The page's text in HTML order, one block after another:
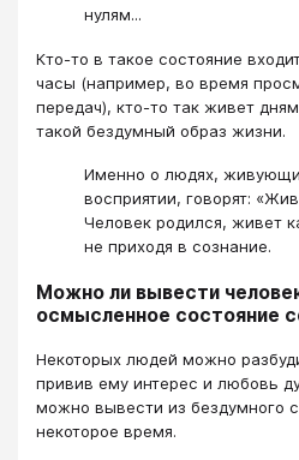
нулям...
Кто-то в такое состояние
часы (например, во время
передач), кто-то так живет
такой бездумный образ жизни.
Именно о людях,
восприятии, говорят:
Человек родился, живет
не приходя в сознание.
Можно ли вывести
осмысленное состояние
Некоторых людей можно
привив ему интерес и любовь
можно вывести из бездумного
некоторое время.